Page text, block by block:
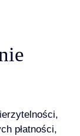
płatności,